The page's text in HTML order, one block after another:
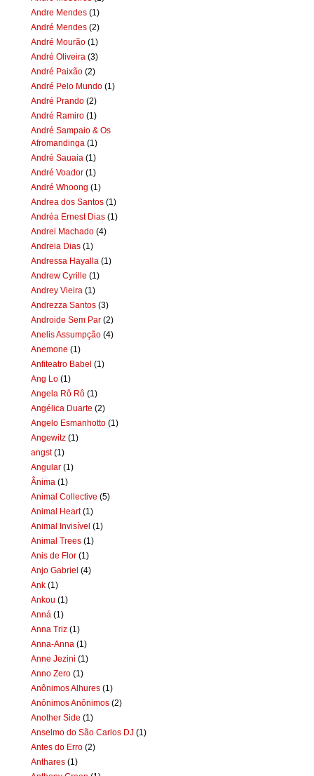
Andre Mendes (1)
André Mendes (2)
André Mourão (1)
André Oliveira (3)
André Paixão (2)
André Pelo Mundo (1)
André Prando (2)
André Ramiro (1)
André Sampaio & Os
Afromandinga (1)
André Sauaia (1)
André Voador (1)
André Whoong (1)
Andrea dos Santos (1)
Andréa Ernest Dias (1)
Andrei Machado (4)
Andreia Dias (1)
Andressa Hayalla (1)
Andrew Cyrille (1)
Andrey Vieira (1)
Andrezza Santos (3)
Androide Sem Par (2)
Anelis Assumpção (4)
Anemone (1)
Anfiteatro Babel (1)
Ang Lo (1)
Angela Rô Rô (1)
Angélica Duarte (2)
Angelo Esmanhotto (1)
Angewitz (1)
angst (1)
Angular (1)
Ânima (1)
Animal Collective (5)
Animal Heart (1)
Animal Invisível (1)
Animal Trees (1)
Anis de Flor (1)
Anjo Gabriel (4)
Ank (1)
Ankou (1)
Anná (1)
Anna Triz (1)
Anna-Anna (1)
Anne Jezini (1)
Anno Zero (1)
Anônimos Alhures (1)
Anônimos Anônimos (2)
Another Side (1)
Anselmo do São Carlos DJ (1)
Antes do Erro (2)
Anthares (1)